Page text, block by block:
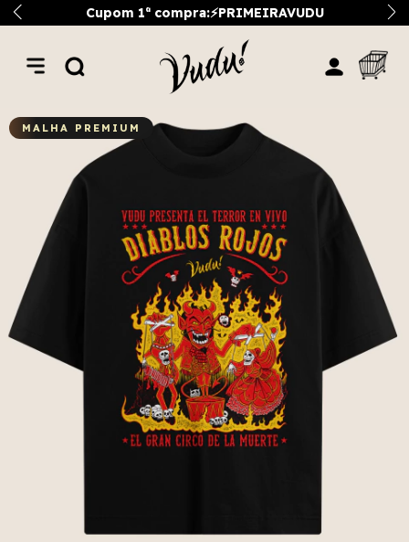
Cupom 1ª compra:⚡PRIMEIRAVUDU
MALHA PREMIUM